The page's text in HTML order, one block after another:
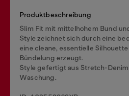
Produktbeschreibung
Slim Fit mit mittelhohem Bund
Style zeichnet sich durch eine
eine cleane, essentielle
Bündelung erzeugt.
Style gefertigt aus Stretch-
Waschung.